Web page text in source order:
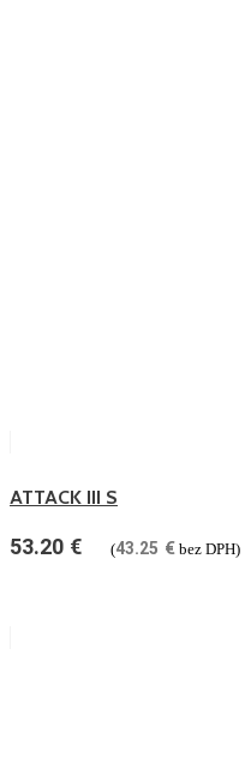
ATTACK III S
53.20 € (43.25 € bez DPH)